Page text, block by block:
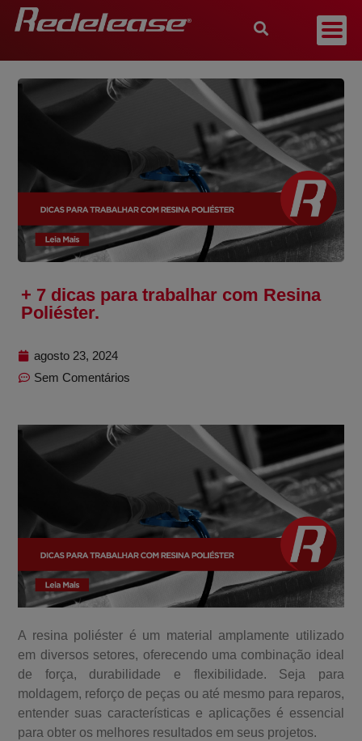
+ 7 dicas para trabalhar com Resina
Poliéster.
agosto 23, 2024
Sem Comentários
A resina poliéster é um material amplamente utilizado
em diversos setores, oferecendo uma combinação ideal
de força, durabilidade e flexibilidade. Seja para
moldagem, reforço de peças ou até mesmo para reparos,
entender suas características e aplicações é essencial
para obter os melhores resultados em seus projetos.